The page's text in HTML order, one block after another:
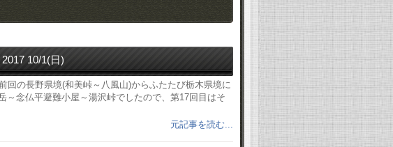
10/1(日)
回の長野県境(和美峠～八風山)からふたたび栃木県境に
念仏平避難小屋～湯沢峠でしたので、第17回目はそ
元記事を読む...